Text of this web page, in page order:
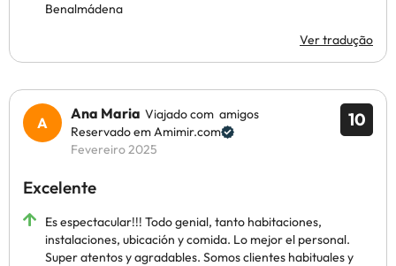
Benalmádena
Ver tradução
10
Ana Maria Viajado com amigos
Reservado em Amimir.com
Fevereiro 2025
Excelente
Es espectacular!!! Todo genial, tanto habitaciones,
instalaciones, ubicación y comida. Lo mejor el personal.
Super atentos y agradables. Somos clientes habituales y